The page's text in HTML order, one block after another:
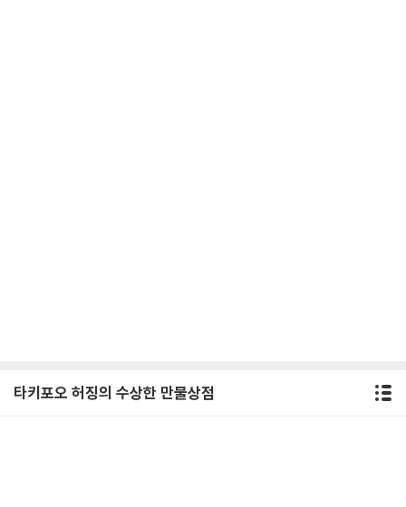
타키포오 허징의 수상한 만물상점